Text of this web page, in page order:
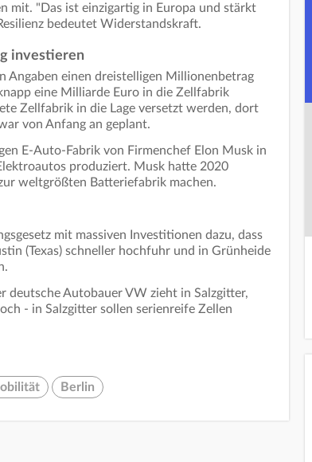
mit. "Das ist einzigartig in Europa und stärkt
bedeutet Widerstandskraft.
investieren
Angaben einen dreistelligen Millionenbetrag
eine Milliarde Euro in die Zellfabrik
Zellfabrik in die Lage versetzt werden, dort
von Anfang an geplant.
E-Auto-Fabrik von Firmenchef Elon Musk in
produziert. Musk hatte 2020
weltgrößten Batteriefabrik machen.
mit massiven Investitionen dazu, dass
(Texas) schneller hochfuhr und in Grünheide
deutsche Autobauer VW zieht in Salzgitter,
- in Salzgitter sollen serienreife Zellen
Berlin